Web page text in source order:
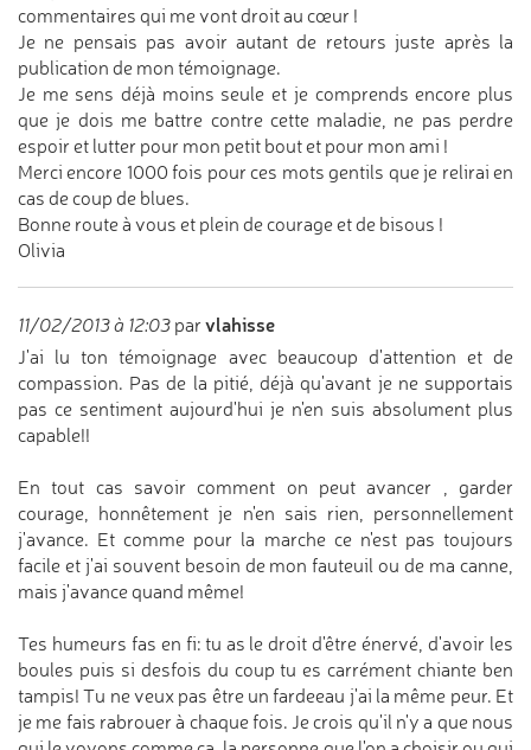
commentaires qui me vont droit au cœur !
Je ne pensais pas avoir autant de retours juste après la
publication de mon témoignage.
Je me sens déjà moins seule et je comprends encore plus
que je dois me battre contre cette maladie, ne pas perdre
espoir et lutter pour mon petit bout et pour mon ami !
Merci encore 1000 fois pour ces mots gentils que je relirai en
cas de coup de blues.
Bonne route à vous et plein de courage et de bisous !
Olivia
11/02/2013 à 12:03 par vlahisse
J'ai lu ton témoignage avec beaucoup d'attention et de
compassion. Pas de la pitié, déjà qu'avant je ne supportais
pas ce sentiment aujourd'hui je n'en suis absolument plus
capable!!
En tout cas savoir comment on peut avancer , garder
courage, honnêtement je n'en sais rien, personnellement
j'avance. Et comme pour la marche ce n'est pas toujours
facile et j'ai souvent besoin de mon fauteuil ou de ma canne,
mais j'avance quand même!
Tes humeurs fas en fi: tu as le droit d'être énervé, d'avoir les
boules puis si desfois du coup tu es carrément chiante ben
tampis! Tu ne veux pas être un fardeeau j'ai la même peur. Et
je me fais rabrouer à chaque fois. Je crois qu'il n'y a que nous